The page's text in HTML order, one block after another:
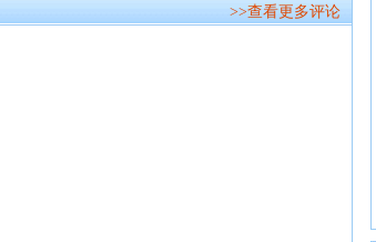
>>查看更多评论